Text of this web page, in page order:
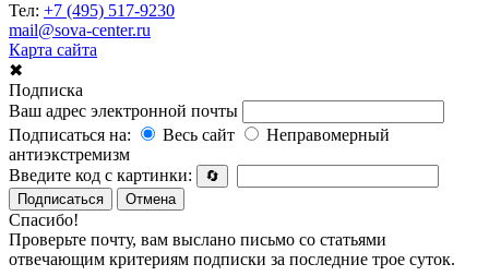
Тел: +7 (495) 517-9230
mail@sova-center.ru
Карта сайта
✖
Подписка
Ваш адрес электронной почты
Подписаться на:
Весь сайт
Неправомерный
антиэкстремизм
Введите код с картинки:
🔄
Подписаться
Отмена
Спасибо!
Проверьте почту, вам выслано письмо со статьями
отвечающим критериям подписки за последние трое суток.